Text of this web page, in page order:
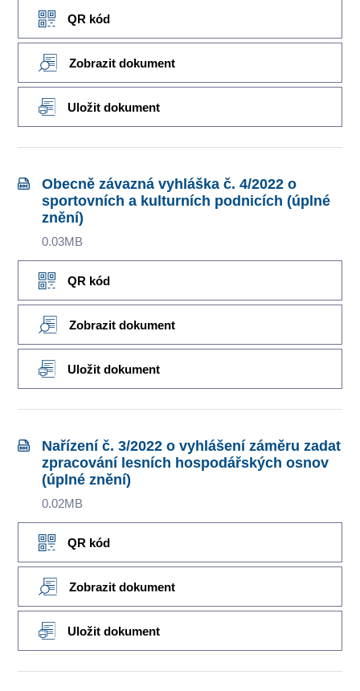
QR kód
Zobrazit dokument
Uložit dokument
Obecně závazná vyhláška č. 4/2022 o
sportovních a kulturních podnicích (úplné
znění)
0.03MB
QR kód
Zobrazit dokument
Uložit dokument
Nařízení č. 3/2022 o vyhlášení záměru zadat
zpracování lesních hospodářských osnov
(úplné znění)
0.02MB
QR kód
Zobrazit dokument
Uložit dokument